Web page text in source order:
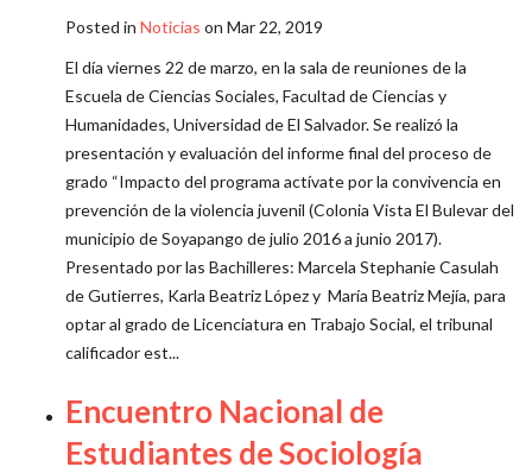
Posted in Noticias on Mar 22, 2019
El día viernes 22 de marzo, en la sala de reuniones de la
Escuela de Ciencias Sociales, Facultad de Ciencias y
Humanidades, Universidad de El Salvador. Se realizó la
presentación y evaluación del informe final del proceso de
grado “Impacto del programa actívate por la convivencia en
prevención de la violencia juvenil (Colonia Vista El Bulevar del
municipio de Soyapango de julio 2016 a junio 2017).
Presentado por las Bachilleres: Marcela Stephanie Casulah
de Gutierres, Karla Beatriz López y María Beatriz Mejía, para
optar al grado de Licenciatura en Trabajo Social, el tribunal
calificador est...
Encuentro Nacional de
Estudiantes de Sociología